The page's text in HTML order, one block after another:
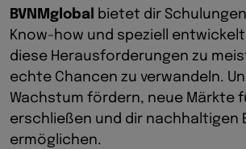
BVNMglobal
bietet dir
Know-how und speziell
diese Herausforderungen zu
echte Chancen zu verwandeln.
Wachstum fördern, neue Märkte
erschließen und dir nachhaltigen
ermöglichen.